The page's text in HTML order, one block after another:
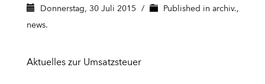
Donnerstag, 30 Juli 2015 / Published in archiv.,
news.
Aktuelles zur Umsatzsteuer